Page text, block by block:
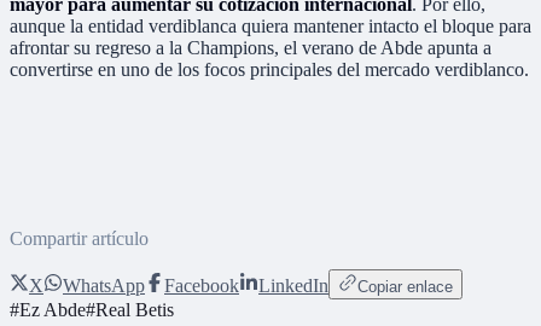
aunque la entidad verdiblanca quiera mantener intacto el bloque para
afrontar su regreso a la Champions, el verano de Abde apunta a
convertirse en uno de los focos principales del mercado verdiblanco.
Compartir artículo
X WhatsApp Facebook LinkedIn Copiar enlace
#Ez Abde#Real Betis